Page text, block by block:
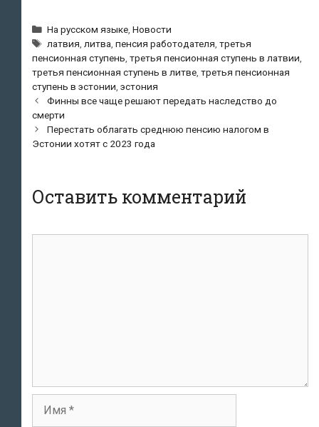
Рубрики
На русском языке ,Новости
Метки
латвия литва ,пенсия работодателя ,третья
пенсионная ступень третья пенсионная ступень в латвии
третья пенсионная ступень в литве третья пенсионная
ступень в эстонии эстония
Навигация
по
записям
Финны все чаще решают передать наследство до
смерти
Перестать облагать среднюю пенсию налогом в
Эстонии хотят с 2023 года
Оставить комментарий